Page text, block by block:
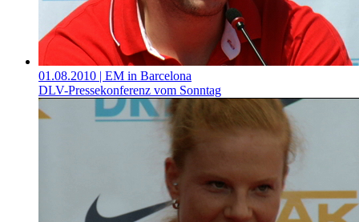
01.08.2010 | EM in Barcelona
DLV-Pressekonferenz vom Sonntag